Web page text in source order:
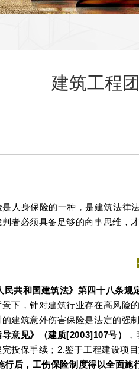
建筑工程
人身保险的一种，是建筑法律
者必须具备足够的商事思维，
民共和国建筑法》第四十八条
下，针对建筑行业存在高风险
建筑意外伤害保险是法定的强
意见》（建质[2003]107号）
投保手续；2.鉴于工程建设项
行后，工伤保险制度得以全面